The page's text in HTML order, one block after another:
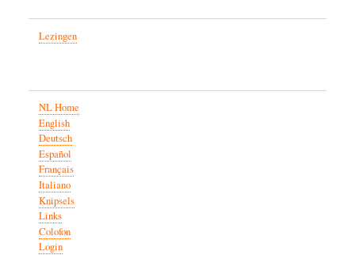
Lezingen
NL Home
English
Deutsch
Español
Français
Italiano
Knipsels
Links
Colofon
Login